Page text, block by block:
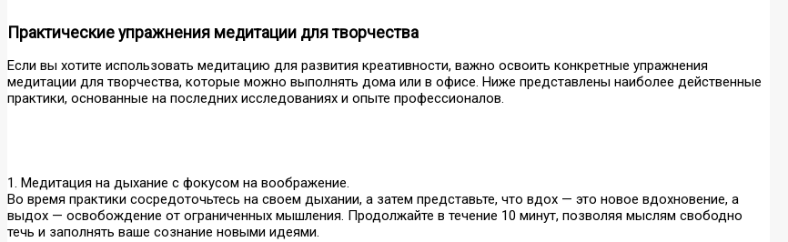
Практические упражнения медитации для творчества
Если вы хотите использовать медитацию для развития креативности, важно освоить конкретные упражнения
медитации для творчества, которые можно выполнять дома или в офисе. Ниже представлены наиболее действенные
практики, основанные на последних исследованиях и опыте профессионалов.
1. Медитация на дыхание с фокусом на воображение.
Во время практики сосредоточьтесь на своем дыхании, а затем представьте, что вдох — это новое вдохновение, а
выдох — освобождение от ограниченных мышления. Продолжайте в течение 10 минут, позволяя мыслям свободно
течь и заполнять ваше сознание новыми идеями.